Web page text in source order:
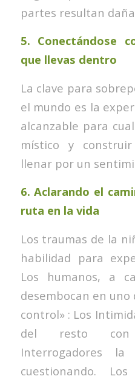
partes resultan
5. Conectándose
que llevas dentro
La clave para
el mundo es la
alcanzable para
místico y
llenar por un
6.Aclarando el
ruta en la vida
Los traumas de la
habilidad para
Los humanos, a
desembocan en
control» : Los
del resto con
Interrogadores
cuestionando.